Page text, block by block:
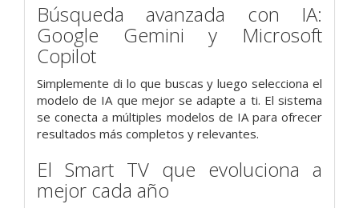
Búsqueda avanzada con IA:
Google Gemini y Microsoft
Copilot
Simplemente di lo que buscas y luego selecciona el
modelo de IA que mejor se adapte a ti. El sistema
se conecta a múltiples modelos de IA para ofrecer
resultados más completos y relevantes.
El Smart TV que evoluciona a
mejor cada año